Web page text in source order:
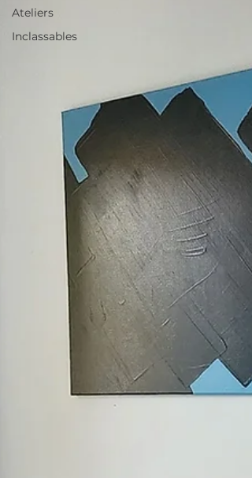
Ateliers
Inclassables